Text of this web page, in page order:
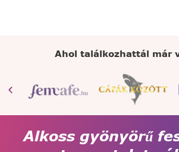
Ahol találkozhattál már
Alkoss gyönyörű